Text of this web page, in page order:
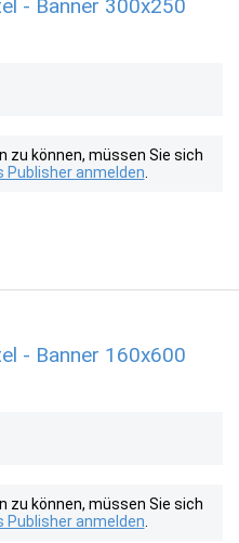
- Banner 300x250
zu können, müssen Sie sich
Publisher anmelden
- Banner 160x600
zu können, müssen Sie sich
Publisher anmelden